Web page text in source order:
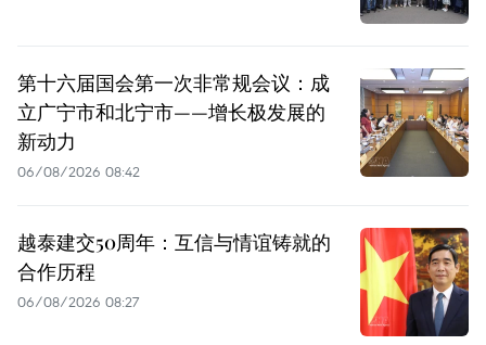
第十六届国会第一次非常规会议：成
立广宁市和北宁市——增长极发展的
新动力
06/08/2026 08:42
越泰建交50周年：互信与情谊铸就的
合作历程
06/08/2026 08:27